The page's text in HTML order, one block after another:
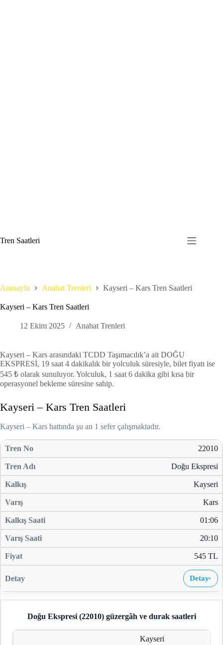
to
content
Tren Saatleri
Anasayfa Anahat Trenleri Kayseri – Kars Tren Saatleri
Kayseri – Kars Tren Saatleri
12 Ekim 2025 Anahat Trenleri
Kayseri – Kars arasındaki TCDD Taşımacılık’a ait DOĞU
EKSPRESİ, 19 saat 4 dakikalık bir yolculuk süresiyle, bilet fiyatı ise
545 ₺ olarak sunuluyor. Yolculuk, 1 saat 6 dakika gibi kısa bir
operasyonel bekleme süresine sahip.
Kayseri – Kars Tren Saatleri
Kayseri – Kars hattında şu an 1 sefer çalışmaktadır.
22010
Doğu Ekspresi
Kayseri
Kars
01:06
20:10
545 TL
Detay›
Doğu Ekspresi (22010)güzergâh ve durak saatleri
Kayseri